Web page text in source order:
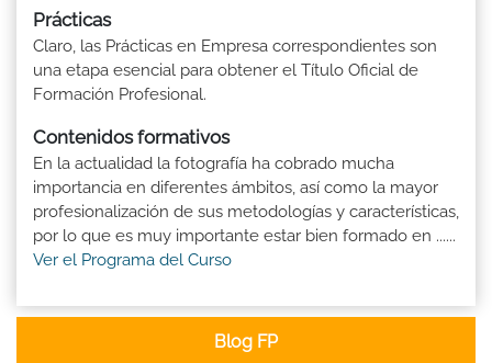
Prácticas
Claro, las Prácticas en Empresa correspondientes son
una etapa esencial para obtener el Título Oficial de
Formación Profesional.
Contenidos formativos
En la actualidad la fotografía ha cobrado mucha
importancia en diferentes ámbitos, así como la mayor
profesionalización de sus metodologías y características,
por lo que es muy importante estar bien formado en ......
Ver el Programa del Curso
Blog FP